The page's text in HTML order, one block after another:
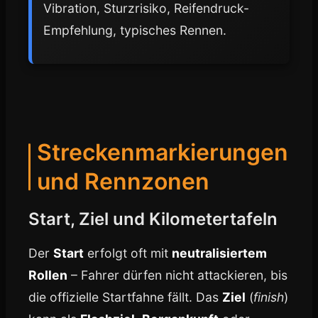
Vibration, Sturzrisiko, Reifendruck-
Empfehlung, typisches Rennen.
Streckenmarkierungen
und Rennzonen
Start, Ziel und Kilometertafeln
Der Start erfolgt oft mit neutralisiertem
Rollen – Fahrer dürfen nicht attackieren, bis
die offizielle Startfahne fällt. Das Ziel (finish)